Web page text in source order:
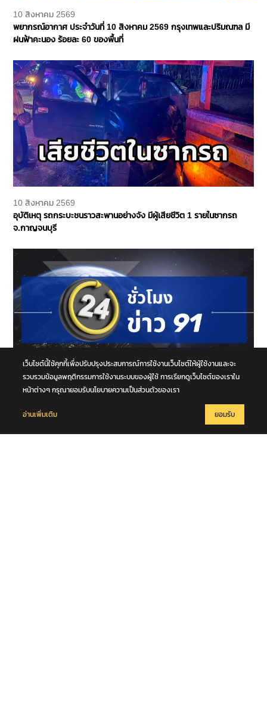
10 สิงหาคม 2569
พยากรณ์อากาศ ประจำวันที่ 10 สิงหาคม 2569 กรุงเทพและปริมณฑล มี
ฝนฟ้าคะนอง ร้อยละ 60 ของพื้นที่
10 สิงหาคม 2569
อุบัติเหตุ รถกระบะชนราวสะพานอย่างจัง มีผู้เสียชีวิต 1 รายในซากรถ
จ.กาญจนบุรี
10 สิงหาคม 2569
เว็บไซต์นี้ใช้คุกกี้เพื่อปรับปรุงประสบการณ์การใช้งานเว็บไซต์ให้ผู้ใช้งานและจะ
รวบรวมข้อมูลพฤติกรรมการใช้งานระบบของผู้ใช้ การเรียกดูเว็บไซต์ของเราใน
หน้าต่างๆ กรุณายอมรับนโยบายความเป็นส่วนตัวของเรา
อ่านเพิ่มเติม ยอมรับ